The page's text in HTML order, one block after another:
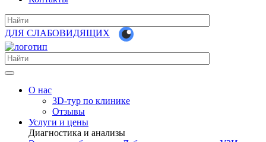
ДЛЯ СЛАБОВИДЯЩИХ
О нас
3D-тур по клинике
Отзывы
Услуги и цены
Диагностика и анализы